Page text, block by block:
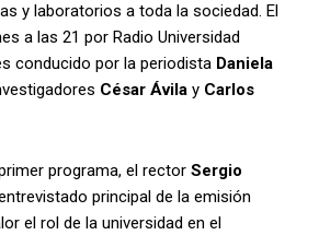
y laboratorios a toda la sociedad. El
a las 21 por Radio Universidad
conducido por la periodista Daniela
César Ávila y Carlos
programa, el rector Sergio
principal de la emisión
el rol de la universidad en el